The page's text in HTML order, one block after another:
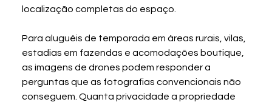
localização completas do espaço.
Para aluguéis de temporada em áreas rurais, vilas,
estadias em fazendas e acomodações boutique,
as imagens de drones podem responder a
perguntas que as fotografias convencionais não
conseguem. Quanta privacidade a propriedade